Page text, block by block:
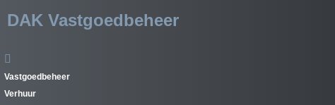
DAK Vastgoedbeheer
Vastgoedbeheer
Verhuur